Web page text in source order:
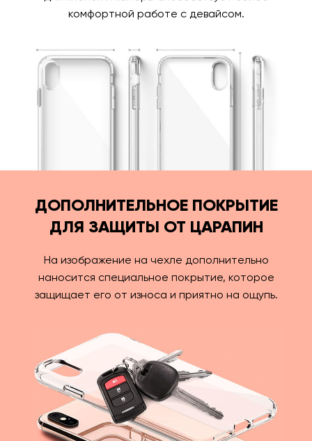
комфортной работе с девайсом.
ДОПОЛНИТЕЛЬНОЕ ПОКРЫТИЕ
ДЛЯ ЗАЩИТЫ ОТ ЦАРАПИН
На изображение на чехле дополнительно
наносится специальное покрытие, которое
защищает его от износа и приятно на ощупь.